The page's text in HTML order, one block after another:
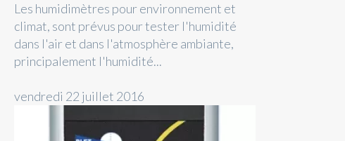
Les humidimètres pour environnement et
climat, sont prévus pour tester l'humidité
dans l'air et dans l'atmosphère ambiante,
principalement l'humidité...
vendredi 22 juillet 2016